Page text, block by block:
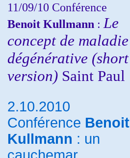
11/09/10 Conférence
Benoit Kullmann : Le
concept de maladie
dégénérative (short
version) Saint Paul
2.10.2010
Conférence Benoit
Kullmann : un